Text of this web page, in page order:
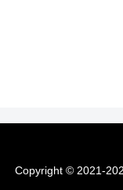
Copyright © 2021-